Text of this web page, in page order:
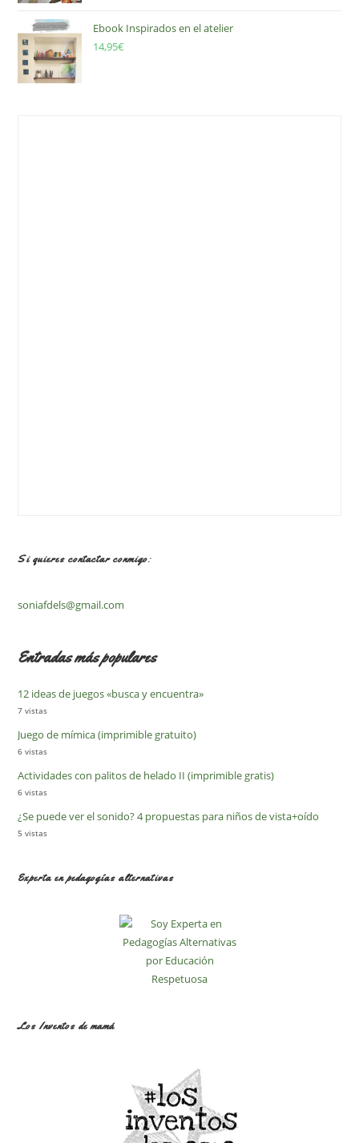
Ebook Inspirados en el atelier
14,95€
Si quieres contactar conmigo:
soniafdels@gmail.com
Entradas más populares
12 ideas de juegos «busca y encuentra»
7 vistas
Juego de mímica (imprimible gratuito)
6 vistas
Actividades con palitos de helado II (imprimible gratis)
6 vistas
¿Se puede ver el sonido? 4 propuestas para niños de vista+oído
5 vistas
Experta en pedagogías alternativas
Los Inventos de mamá